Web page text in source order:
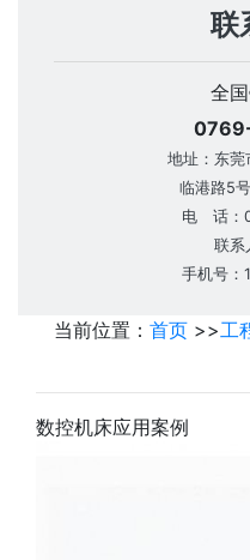
联
全
地址：东莞
临港路5
电 话：
联系
手机号：
当前位置： 首页 >>工
数控机床应用案例